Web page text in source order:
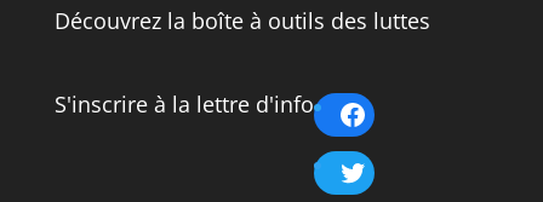
Découvrez la boîte à outils des luttes
S'inscrire à la lettre d'info
Facebook
Twitter